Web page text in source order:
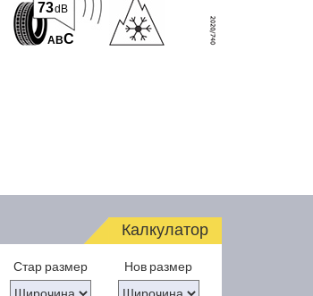
A BC
73dB
Калкулатор
Стар размер Нов размер